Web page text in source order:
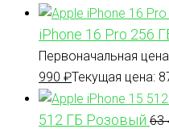
iPhone 16 Pro 256
Первоначальная
990 ₽Текущая цена:
512 ГБ Розовый 63